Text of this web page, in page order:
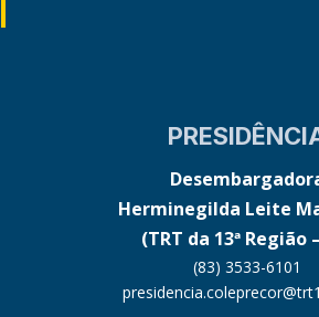
Herminegilda Leite
(TRT da 13ª Região
(83) 3533-6101